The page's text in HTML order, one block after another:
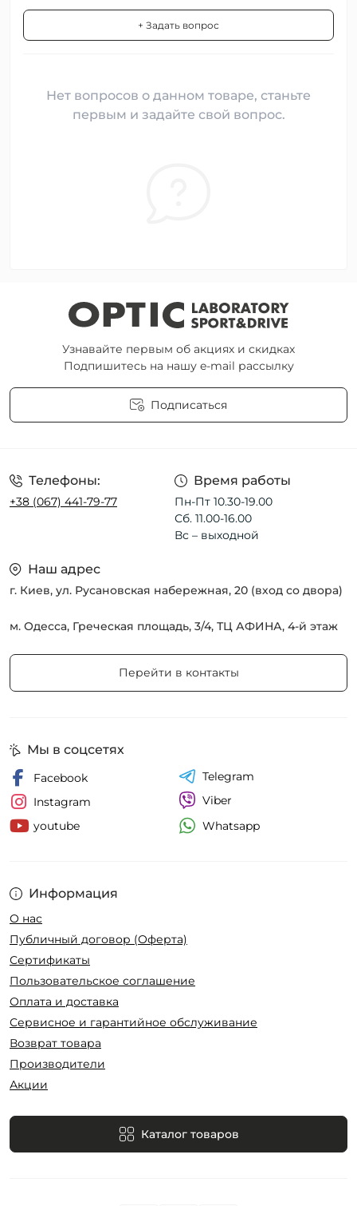
+ Задать вопрос
Нет вопросов о данном товаре, станьте
первым и задайте свой вопрос.
Узнавайте первым об акциях и скидках
Подпишитесь на нашу e-mail рассылку
Подписаться
Пользовательское соглашение
Телефоны:
+38 (067) 441-79-77
Время работы
Пн-Пт 10.30-19.00
Сб. 11.00-16.00
Вс – выходной
Наш адрес
г. Киев, ул. Русановская набережная, 20 (вход со двора)
м. Одесса, Греческая площадь, 3/4, ТЦ АФИНА, 4-й этаж
Перейти в контакты
Информация
О нас
Публичный договор (Оферта)
Сертификаты
Пользовательское соглашение
Оплата и доставка
Сервисное и гарантийное обслуживание
Возврат товара
Производители
Акции
Каталог товаров
Мы в соцсетях
Facebook
Instagram
youtube
Telegram
Viber
Whatsapp